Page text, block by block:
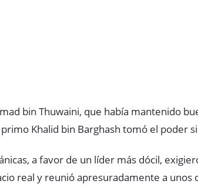
bin Thuwaini, que había mantenido
Khalid bin Barghash tomó el poder
a favor de un líder más dócil,
real y reunió apresuradamente a unos